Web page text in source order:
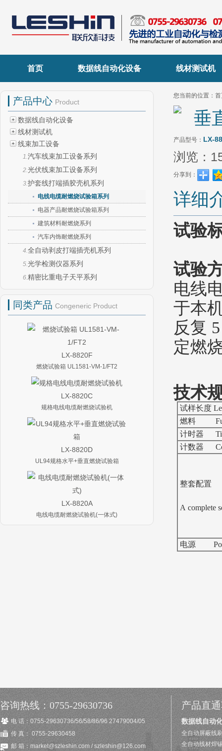
首页 数据线自动化设备 线材测试机
产品中心 Product
数据线自动化设备
线材测试机
线束加工设备
1.汽车线束加工设备系列
2.光伏线束加工设备系列
3.护套线打端插胶壳机系列
电线电缆耐燃烧试验箱系列
电器产品耐燃烧试验箱系列
建筑材料耐燃烧系列
汽车内饰耐燃烧系列
4.全自动剥皮打端插壳机系列
5.光学检测仪器系列
6.精密比重电子天平系列
同类产品 Congeneric Product
LX-8820F
燃烧试验箱 UL1581-VM-1/FT2
LX-8820C
规格电线电缆耐燃烧试验机
LX-8820D
UL94规格水平+垂直燃烧试验箱
LX-8820A
电线电缆耐燃烧试验机(一体式)
您当前的位置：
垂
产品型号： LX-
浏览：
分享到：
详细
试验
试验
电线
于本
反复
定燃
技术
试样长度
燃料
计时器
计数器
整套配置
A complete
电源
咨询热线：0755-29630736
电 话：0755-29630736/56/58/86/96 27479004/05
传 真： 0755-29630458
邮 箱：market@szleshin.com / szleshin@126.com
产品直
数据线自动
全自动屏蔽线
全自动线材焊